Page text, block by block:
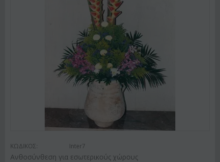
ΚΩΔΙΚΟΣ: Inter7
Ανθοσύνθεση για εσωτερικούς χώρους